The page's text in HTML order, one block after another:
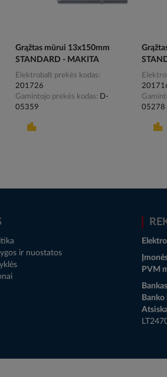
Grąžtas mūrui 13x150mm
STANDARD - MAKITA
Elektrobalt prekės kodas
201726
Gamintojo prekės kodas
D-
05359
05278
ir nuostatos
PVM
Banko